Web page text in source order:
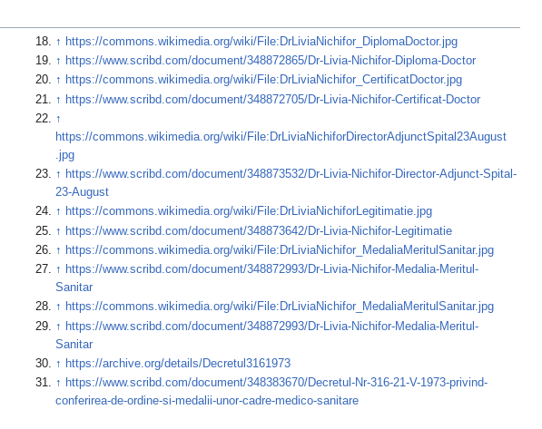
↑ https://commons.wikimedia.org/wiki/File:DrLiviaNichifor_DiplomaDoctor.jpg
↑ https://www.scribd.com/document/348872865/Dr-Livia-Nichifor-Diploma-Doctor
↑ https://commons.wikimedia.org/wiki/File:DrLiviaNichifor_CertificatDoctor.jpg
↑ https://www.scribd.com/document/348872705/Dr-Livia-Nichifor-Certificat-Doctor
↑
https://commons.wikimedia.org/wiki/File:DrLiviaNichiforDirectorAdjunctSpital23August
.jpg
↑ https://www.scribd.com/document/348873532/Dr-Livia-Nichifor-Director-Adjunct-Spital-
23-August
↑ https://commons.wikimedia.org/wiki/File:DrLiviaNichiforLegitimatie.jpg
↑ https://www.scribd.com/document/348873642/Dr-Livia-Nichifor-Legitimatie
↑ https://commons.wikimedia.org/wiki/File:DrLiviaNichifor_MedaliaMeritulSanitar.jpg
↑ https://www.scribd.com/document/348872993/Dr-Livia-Nichifor-Medalia-Meritul-
Sanitar
↑ https://commons.wikimedia.org/wiki/File:DrLiviaNichifor_MedaliaMeritulSanitar.jpg
↑ https://www.scribd.com/document/348872993/Dr-Livia-Nichifor-Medalia-Meritul-
Sanitar
↑ https://archive.org/details/Decretul3161973
↑ https://www.scribd.com/document/348383670/Decretul-Nr-316-21-V-1973-privind-
conferirea-de-ordine-si-medalii-unor-cadre-medico-sanitare